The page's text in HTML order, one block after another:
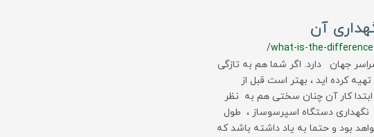
آن
/what-is-the-
جهان دارد. اگر شما هم به تازگی
کرده اید ، بهتر است قبل از
ابتدا کار آن چنان سختی هم به نظر
نگهداری دستگاه اسپرسوساز ، طول
بود و حتما به یاد داشته باشد که